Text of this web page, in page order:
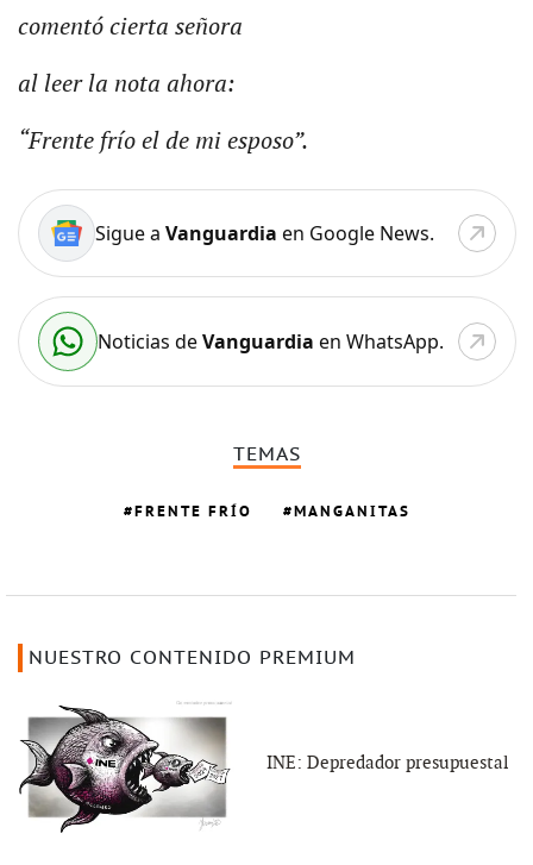
comentó cierta señora
al leer la nota ahora:
“Frente frío el de mi esposo”.
Sigue a Vanguardia en Google News.
Noticias deVanguardia en WhatsApp.
TEMAS
FRENTE FRÍO MANGANITAS
NUESTRO CONTENIDO PREMIUM
INE: Depredador presupuestal